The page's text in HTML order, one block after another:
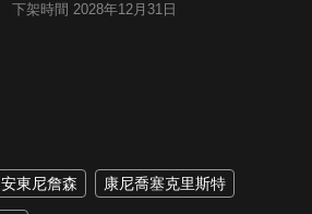
下架時間 2028年12月31日
安東尼詹森 康尼喬塞克里斯特